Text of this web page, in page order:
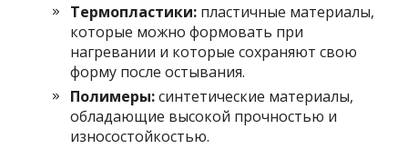
Термопластики: пластичные материалы,
которые можно формовать при
нагревании и которые сохраняют свою
форму после остывания.
Полимеры:синтетические материалы,
обладающие высокой прочностью и
износостойкостью.